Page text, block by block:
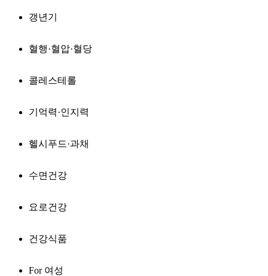
갱년기
혈행·혈압·혈당
콜레스테롤
기억력·인지력
헬시푸드·과채
수면건강
요로건강
건강식품
For 여성